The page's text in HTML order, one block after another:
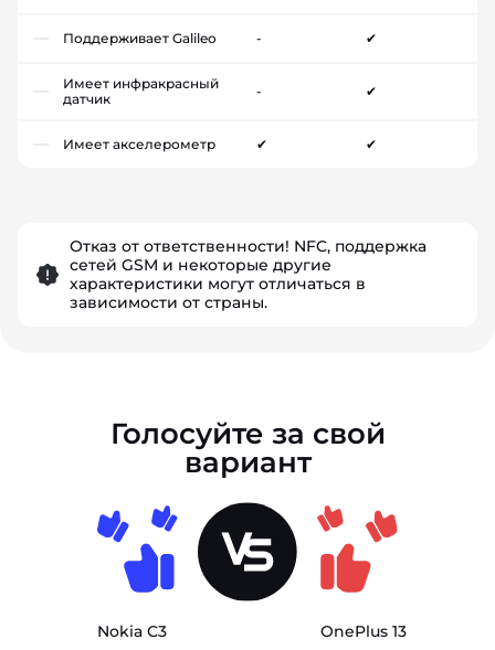
Поддерживает Galileo - ✔
Имеет инфракрасный
датчик
- ✔
Имеет акселерометр ✔ ✔
Отказ от ответственности! NFC, поддержка
сетей GSM и некоторые другие
характеристики могут отличаться в
зависимости от страны.
Голосуйте за свой
вариант
Nokia C3 OnePlus 13